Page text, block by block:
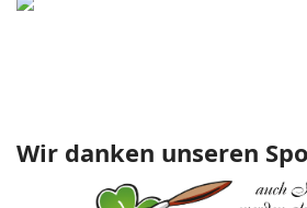
Wir danken unseren